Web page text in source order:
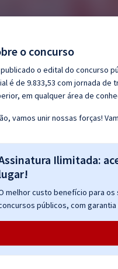
o concurso
o edital do concurso
é de 9.833,53 com jornada de
em qualquer área de
vamos unir nossas forças!
Ilimitada:
melhor custo benefício para os
públicos, com